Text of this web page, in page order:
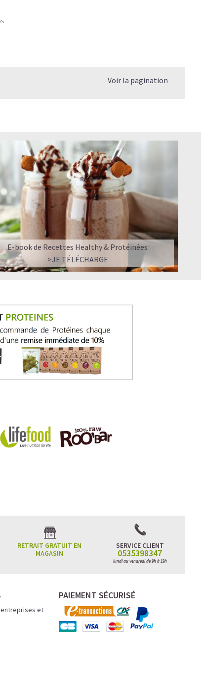
Voir la pagination
E-book de Recettes Healthy & Protéinées
>JE TÉLÉCHARGE
RETRAIT GRATUIT EN
MAGASIN
SERVICE CLIENT
0535398347
lundi au vendredi de 9h à 19h
et
PAIEMENT SÉCURISÉ